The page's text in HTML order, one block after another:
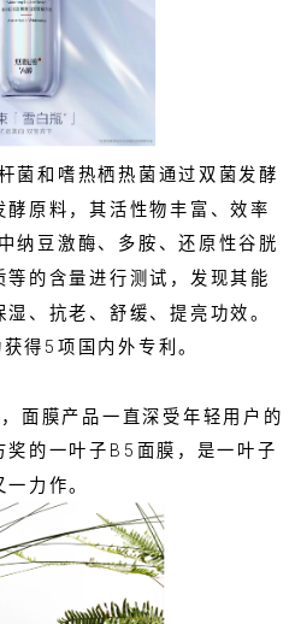
菌和嗜热栖热菌通过双菌发酵
原料，其活性物丰富、效率
纳豆激酶、多胺、还原性谷胱
的含量进行测试，发现其能
、抗老、舒缓、提亮功效。
得5项国内外专利。
面膜产品一直深受年轻用户的
的一叶子B5面膜，是一叶子
力作。